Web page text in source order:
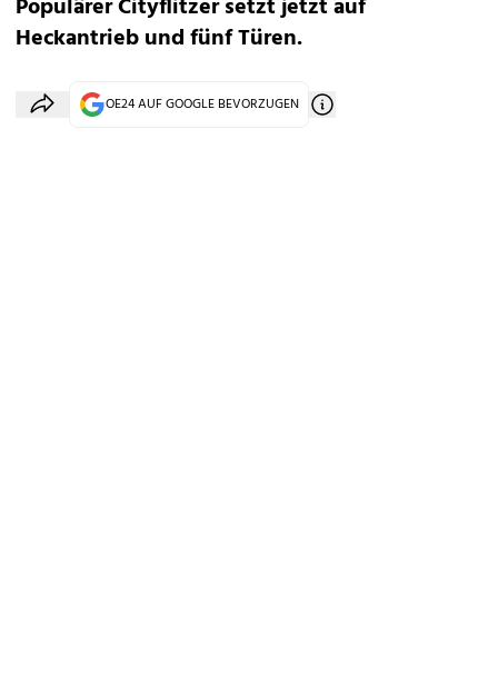
Populärer Cityflitzer setzt jetzt auf
Heckantrieb und fünf Türen.
OE24 AUF GOOGLE BEVORZUGEN